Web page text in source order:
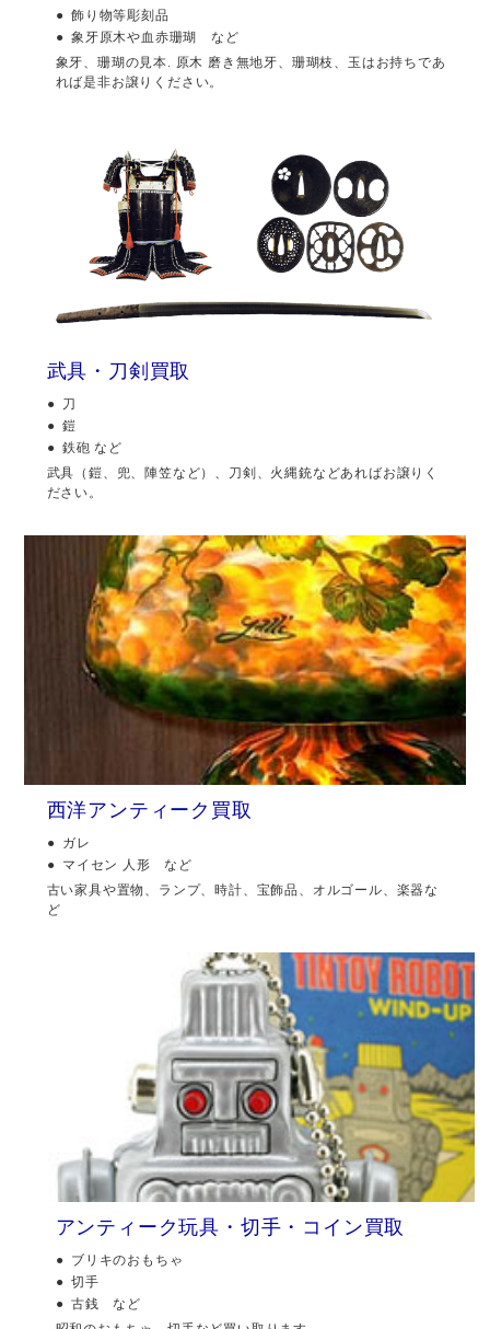
飾り物等彫刻品
象牙原木や血赤珊瑚 など
象牙、珊瑚の見本. 原木 磨き無地牙、珊瑚枝、玉はお持ちであ
れば是非お譲りください。
武具・刀剣買取
刀
鎧
鉄砲 など
武具（鎧、兜、陣笠など）、刀剣、火縄銃などあればお譲りく
ださい。
西洋アンティーク買取
ガレ
マイセン 人形 など
古い家具や置物、ランプ、時計、宝飾品、オルゴール、楽器な
ど
アンティーク玩具・切手・コイン買取
ブリキのおもちゃ
切手
古銭 など